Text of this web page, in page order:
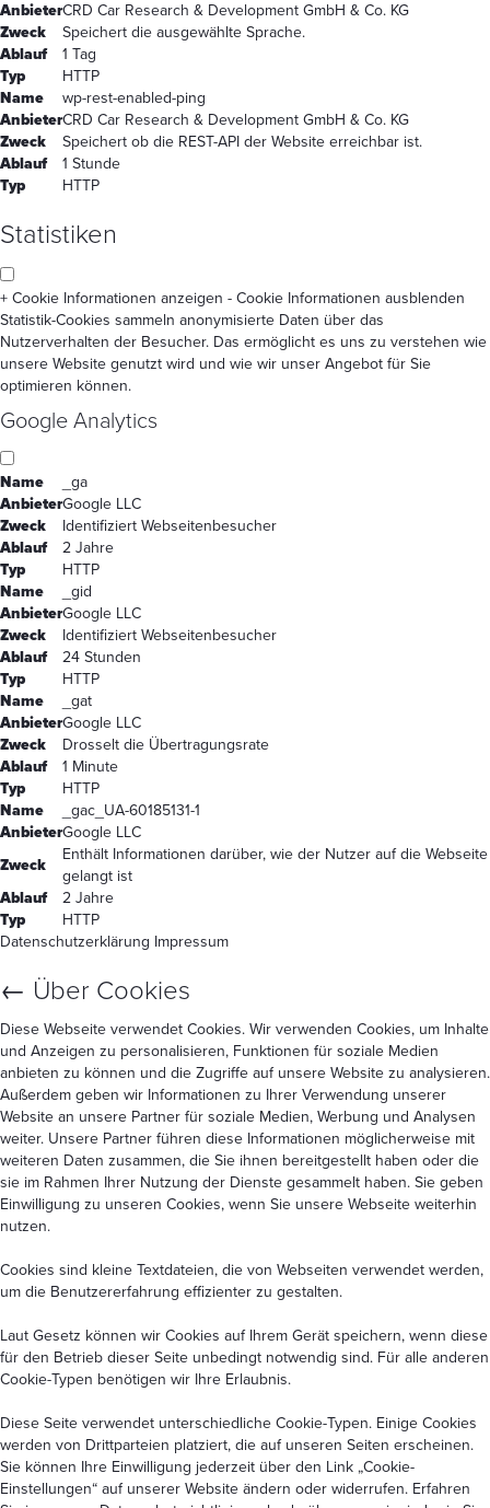
AnbieterCRD Car Research & Development GmbH & Co. KG
Zweck
Speichert die ausgewählte Sprache.
Ablauf
1 Tag
Typ
HTTP
Name
wp-rest-enabled-ping
AnbieterCRD Car Research & Development GmbH & Co. KG
Zweck
Speichert ob die REST-API der Website erreichbar ist.
Ablauf
1 Stunde
Typ
HTTP
Statistiken
+ Cookie Informationen anzeigen - Cookie Informationen ausblenden
Statistik-Cookies sammeln anonymisierte Daten über das
Nutzerverhalten der Besucher. Das ermöglicht es uns zu verstehen wie
unsere Website genutzt wird und wie wir unser Angebot für Sie
optimieren können.
Google Analytics
Name
_ga
AnbieterGoogle LLC
Zweck
Identifiziert Webseitenbesucher
Ablauf
2 Jahre
Typ
HTTP
Name
_gid
AnbieterGoogle LLC
Zweck
Identifiziert Webseitenbesucher
Ablauf
24 Stunden
Typ
HTTP
Name
_gat
AnbieterGoogle LLC
Zweck
Drosselt die Übertragungsrate
Ablauf
1 Minute
Typ
HTTP
Name
_gac_UA-60185131-1
AnbieterGoogle LLC
Zweck
Enthält Informationen darüber, wie der Nutzer auf die Webseite
gelangt ist
Ablauf
2 Jahre
Typ
HTTP
Datenschutzerklärung Impressum
← Über Cookies
Diese Webseite verwendet Cookies. Wir verwenden Cookies, um Inhalte
und Anzeigen zu personalisieren, Funktionen für soziale Medien
anbieten zu können und die Zugriffe auf unsere Website zu analysieren.
Außerdem geben wir Informationen zu Ihrer Verwendung unserer
Website an unsere Partner für soziale Medien, Werbung und Analysen
weiter. Unsere Partner führen diese Informationen möglicherweise mit
weiteren Daten zusammen, die Sie ihnen bereitgestellt haben oder die
sie im Rahmen Ihrer Nutzung der Dienste gesammelt haben. Sie geben
Einwilligung zu unseren Cookies, wenn Sie unsere Webseite weiterhin
nutzen.
Cookies sind kleine Textdateien, die von Webseiten verwendet werden,
um die Benutzererfahrung effizienter zu gestalten.
Laut Gesetz können wir Cookies auf Ihrem Gerät speichern, wenn diese
für den Betrieb dieser Seite unbedingt notwendig sind. Für alle anderen
Cookie-Typen benötigen wir Ihre Erlaubnis.
Diese Seite verwendet unterschiedliche Cookie-Typen. Einige Cookies
werden von Drittparteien platziert, die auf unseren Seiten erscheinen.
Sie können Ihre Einwilligung jederzeit über den Link „Cookie-
Einstellungen“ auf unserer Website ändern oder widerrufen. Erfahren